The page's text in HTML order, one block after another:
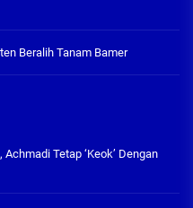
Beralih Tanam Bamer
Tetap ‘Keok’ Dengan